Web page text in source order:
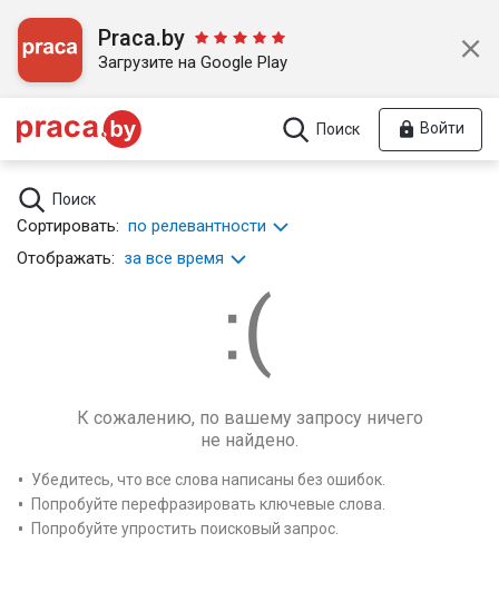
Praca.by
Загрузите на Google Play
Поиск Войти
Поиск
Сортировать: по релевантности
Отображать: за все время
К сожалению, по вашему запросу ничего
не найдено.
Убедитесь, что все слова написаны без ошибок.
Попробуйте перефразировать ключевые слова.
Попробуйте упростить поисковый запрос.